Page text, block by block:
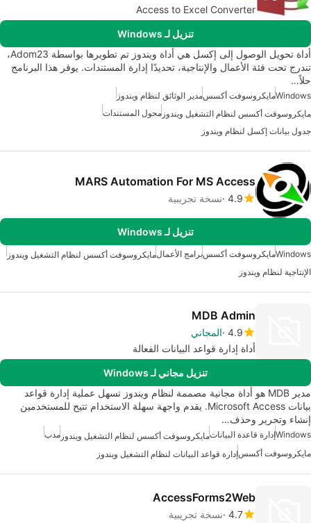
Access to Excel Converter
تنزيل لـ Windows
أداة تحويل الوصول إلى إكسل هي أداة ويندوز تم تطويرها بواسطة Adom23،
تندرج تحت فئة الأعمال والإنتاجية، تحديدًا إدارة المستندات. يوفر هذا البرنامج
حلاً…
Windowsمايكروسوفت أكسسمدير الوثائق لنظام ويندوز
مايكروسوفت أكسس لنظام التشغيل ويندوز محول المستندات
جدول بيانات إكسل لنظام ويندوز
MARS Automation For MS Access
4.9 نسخة تجريبية
تنزيل لـ Windows
Windowsمايكروسوفت أكسسبرامج الأعمالمايكروسوفت أكسس لنظام التشغيل ويندوز
الإنتاجية لنظام ويندوز
MDB Admin
4.9 المجاني
أداة إدارة قواعد البيانات الفعالة
تنزيل مجاني لـ Windows
مدير MDB هو أداة مجانية مصممة لنظام ويندوز تسهل عملية إدارة قواعد
بيانات Microsoft Access. يقدم واجهة سهلة الاستخدام تتيح للمستخدمين
إنشاء وتحرير وحذف…
Windowsإدارة قاعدة البياناتمايكروسوفت أكسس لنظام التشغيل ويندوز مدب
مايكروسوفت أكسسإدارة قواعد البيانات لنظام التشغيل ويندوز
AccessForms2Web
4.7 نسخة تجريبية